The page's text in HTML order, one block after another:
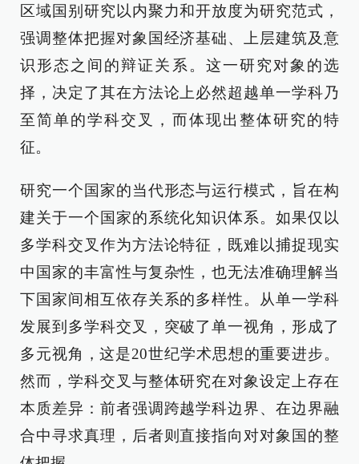
区域国别研究以内聚力和开放度为研究范式，
强调整体把握对象国经济基础、上层建筑及意
识形态之间的辩证关系。这一研究对象的选
择，决定了其在方法论上必然超越单一学科乃
至简单的学科交叉，而体现出整体研究的特
征。
研究一个国家的当代形态与运行模式，旨在构
建关于一个国家的系统化知识体系。如果仅以
多学科交叉作为方法论特征，既难以捕捉现实
中国家的丰富性与复杂性，也无法准确理解当
下国家间相互依存关系的多样性。从单一学科
发展到多学科交叉，突破了单一视角，形成了
多元视角，这是20世纪学术思想的重要进步。
然而，学科交叉与整体研究在对象设定上存在
本质差异：前者强调跨越学科边界、在边界融
合中寻求真理，后者则直接指向对对象国的整